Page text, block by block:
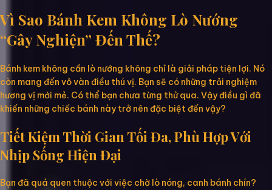
Vì Sao Bánh Kem Không Lò Nướng
“Gây Nghiện” Đến Thế?
Bánh kem không cần lò nướng không chỉ là giải pháp tiện lợi. Nó
còn mang đến vô vàn điều thú vị. Bạn sẽ có những trải nghiệm
hương vị mới mẻ. Có thể bạn chưa từng thử qua. Vậy điều gì đã
khiến những chiếc bánh này trở nên đặc biệt đến vậy?
Tiết Kiệm Thời Gian Tối Đa, Phù Hợp Với
Nhịp Sống Hiện Đại
Bạn đã quá quen thuộc với việc chờ lò nóng, canh bánh chín?